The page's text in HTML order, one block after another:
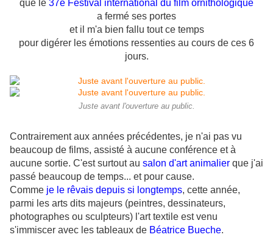
que le 37e Festival international du film ornithologique
a fermé ses portes
et il m'a bien fallu tout ce temps
pour digérer les émotions ressenties au cours de ces 6
jours.
Juste avant l'ouverture au public.
Contrairement aux années précédentes, je n'ai pas vu
beaucoup de films, assisté à aucune conférence et à
aucune sortie. C'est surtout au salon d'art animalier que j'ai
passé beaucoup de temps... et pour cause.
Comme je le rêvais depuis si longtemps, cette année,
parmi les arts dits majeurs (peintres, dessinateurs,
photographes ou sculpteurs) l'art textile est venu
s'immiscer avec les tableaux de Béatrice Bueche.